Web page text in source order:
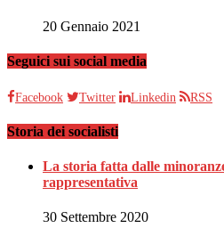
20 Gennaio 2021
Seguici sui social media
Facebook Twitter Linkedin RSS
Storia dei socialisti
La storia fatta dalle
rappresentativa
30 Settembre 2020